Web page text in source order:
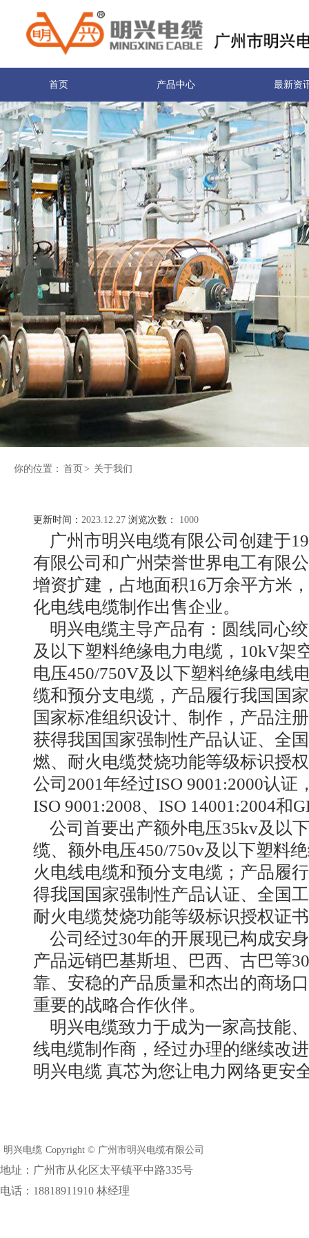
首页 产品中心 最新资
关于我们 联系我们
你的位置： 首页 > 关于我们
更新时间： 2023.12.27 浏览次数： 1000
广州市明兴电缆有限公司创建于
有限公司和广州荣誉世界电工有限
增资扩建，占地面积16万余平方米
化电线电缆制作出售企业。
明兴电缆主导产品有：圆线同心
及以下塑料绝缘电力电缆，10kV架
电压450/750V及以下塑料绝缘电线
缆和预分支电缆，产品履行我国国
国家标准组织设计、制作，产品注
获得我国国家强制性产品认证、全
燃、耐火电缆焚烧功能等级标识授
公司2001年经过ISO 9001:2000认证
ISO 9001:2008、ISO 14001:2004和
公司首要出产额外电压35kv及以
缆、额外电压450/750v及以下塑料
火电线电缆和预分支电缆；产品履
得我国国家强制性产品认证、全国
耐火电缆焚烧功能等级标识授权证
公司经过30年的开展现已构成安
产品远销巴基斯坦、巴西、古巴等
靠、安稳的产品质量和杰出的商场
重要的战略合作伙伴。
明兴电缆致力于成为一家高技能
线电缆制作商，经过办理的继续改
明兴电缆 真芯为您让电力网络更安
明兴电缆 Copyright © 广州市明兴电缆有限公司
地址：广州市从化区太平镇平中路335号
电话：18818911910 林经理